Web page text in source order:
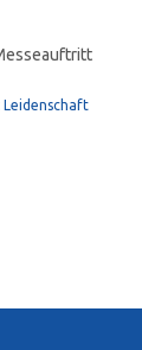
Leidenschaft